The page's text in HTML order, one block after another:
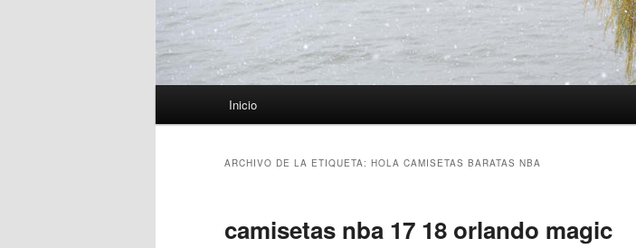
Inicio
ARCHIVO DE LA ETIQUETA: HOLA CAMISETAS BARATAS NBA
camisetas nba 17 18 orlando magic